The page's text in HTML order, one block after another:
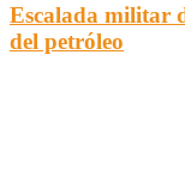
Escalada militar
del petróleo